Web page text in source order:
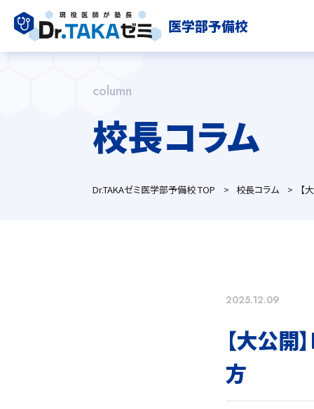
医学部予備校
校長挨拶
アクセス
column
校長コラム
Dr.TAKAゼミ医学部予備校 TOP 校長コラム 【
2025.12.09
【大公
方